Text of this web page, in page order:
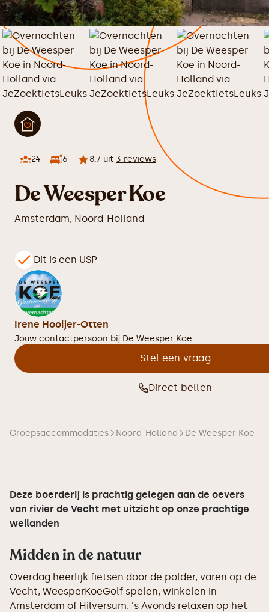
24 6 8.7 uit 3 reviews
De Weesper Koe
Amsterdam, Noord-Holland
Dit is een USP
Irene Hooijer-Otten
Jouw contactpersoon bij De Weesper Koe
Stel een vraag
Direct bellen
Groepsaccommodaties Noord-Holland De Weesper Koe
Deze boerderij is prachtig gelegen aan de oevers
van rivier de Vecht met uitzicht op onze prachtige
weilanden
Midden in de natuur
Overdag heerlijk fietsen door de polder, varen op de
Vecht, WeesperKoeGolf spelen, winkelen in
Amsterdam of Hilversum. 's Avonds relaxen op het